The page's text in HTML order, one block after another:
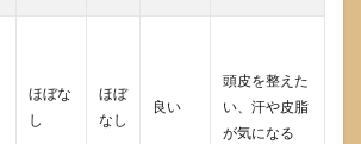
ほぼな
し
ほぼ
なし
良い
頭皮を整えた
い、汗や皮脂
が気になる